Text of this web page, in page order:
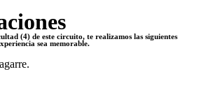
(4) de este circuito, te realizamos las siguientes
sea memorable.